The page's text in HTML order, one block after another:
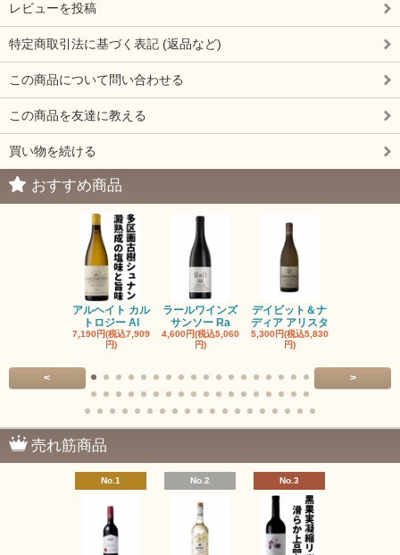
レビューを投稿
特定商取引法に基づく表記 (返品など)
この商品について問い合わせる
この商品を友達に教える
買い物を続ける
おすすめ商品
アルヘイト カル
トロジー Al
7,190円(税込7,909
円)
ラールワインズ
サンソー Ra
4,600円(税込5,060
円)
デイビット＆ナ
ディア アリスタ
5,300円(税込5,830
円)
< >
売れ筋商品
No.1 No.2 No.3